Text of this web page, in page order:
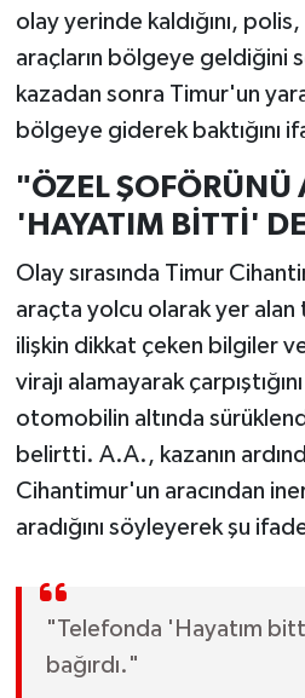
olay yerinde kaldığını,
araçların bölgeye geldiğini
kazadan sonra Timur'un
bölgeye giderek baktığını
"ÖZEL ŞOFÖRÜNÜ
'HAYATIM BİTTİ'
Olay sırasında Timur
araçta yolcu olarak yer alan
ilişkin dikkat çeken bilgiler
virajı alamayarak
otomobilin altında
belirtti. A.A., kazanın
Cihantimur'un aracından
aradığını söyleyerek şu
"Telefonda 'Hayatım
bağırdı."